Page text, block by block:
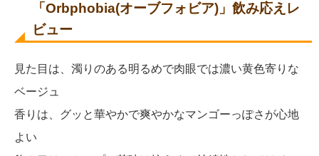
「Orbphobia(オーブフォビア)」飲み応えレ
ビュー
見た目は、濁りのある明るめで肉眼では濃い黄色寄りな
ベージュ
香りは、グッと華やかで爽やかなマンゴーっぽさが心地
よい